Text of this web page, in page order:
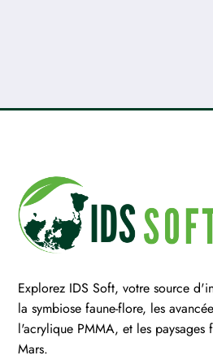
Explorez IDS Soft, votre source
la symbiose faune-flore, les
l'acrylique PMMA, et les paysages
Mars.